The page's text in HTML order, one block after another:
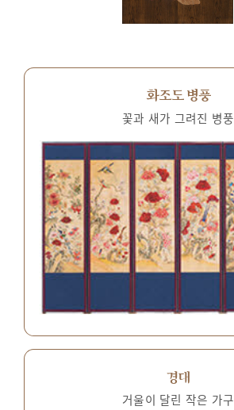
화조도 병풍
꽃과 새가 그려진 병풍
경대
거울이 달린 작은 가구